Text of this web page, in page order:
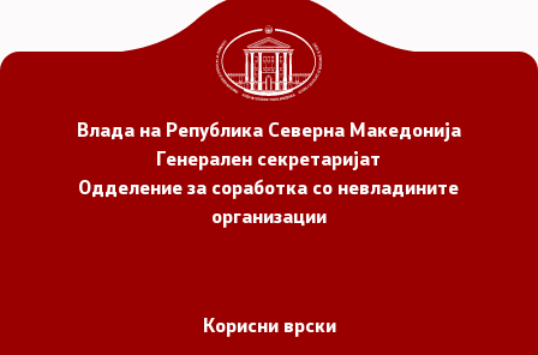
Влада на Република Северна Македонија
Генерален секретаријат
Одделение за соработка со невладините
организации
Корисни врски